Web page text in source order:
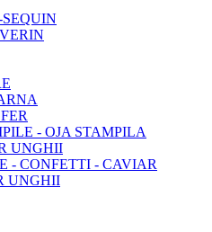
- OJA STAMPILA
UNGHII
- CONFETTI - CAVIAR
UNGHII